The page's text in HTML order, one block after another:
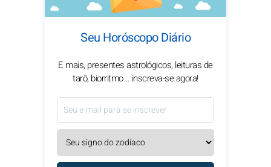
Seu Horóscopo Diário
E mais, presentes astrológicos, leituras de
tarô, biorritmo... inscreva-se agora!